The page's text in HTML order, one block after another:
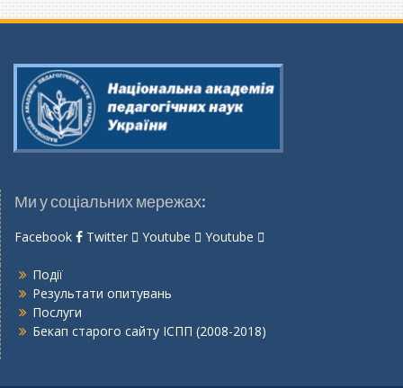
Ми у соціальних мережах:
Facebook Twitter Youtube Youtube
Події
Результати опитувань
Послуги
Бекап старого сайту ІСПП (2008-2018)